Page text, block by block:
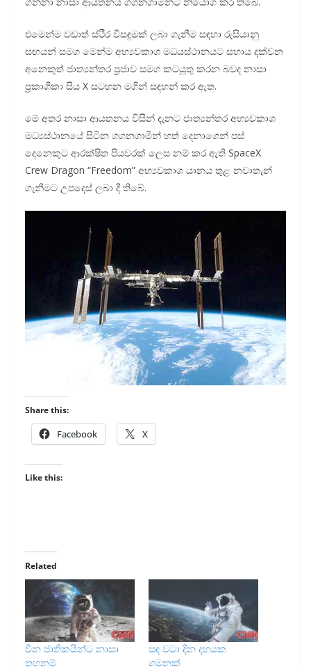
එමෙන්ම වඩාත් ස්ථීර විසඳුමක් ලබා ගැනීම සඳහා රුසියානු
සඟයන් සමග මෙන්ම අභ්‍යවකාශ මධයස්ථානයට සහාය දක්වන
අනෙකුත් ජාත්‍යන්තර ප්‍රජාව සමග කටයුතු කරන බවද නාසා
ප්‍රකාශිකා සිය X සටහන මගින් සඳහන් කර ඇත.
මේ අතර නාසා ආයතනය විසින් දැනට ජාත්‍යන්තර අභ්‍යවකාශ
මධ්‍යස්ථානයේ සිටින ගගනගාමීන් හත් දෙනාගෙන් පස්
දෙනෙකුට ආරක්ෂිත පියවරක් ලෙස නම් කර ඇති SpaceX
Crew Dragon “Freedom” අභ්‍යවකාශ යානය තුළ නවාතැන්
ගැනීමට උපදෙස් ලබා දී තිබේ.
Share this:
Facebook X
Like this:
Related
චීන ජාතිකයින්ට නාසා
තහනම්
සඳ වටා දින දහයක
ගමනක්